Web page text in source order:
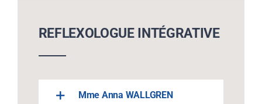
REFLEXOLOGUE INTÉGRATIVE
Mme Anna WALLGREN